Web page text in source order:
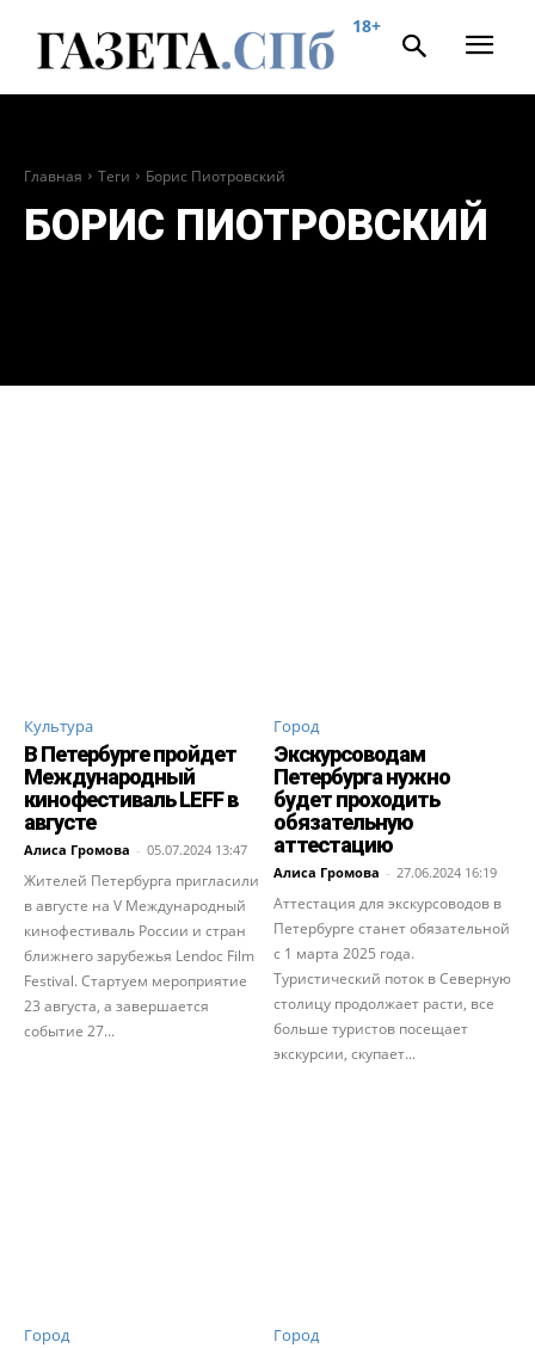
18+
Главная Теги Борис Пиотровский
БОРИС ПИОТРОВСКИЙ
Культура
В Петербурге пройдет
Международный
кинофестиваль LEFF в
августе
Алиса Громова - 05.07.2024 13:47
Жителей Петербурга пригласили
в августе на V Международный
кинофестиваль России и стран
ближнего зарубежья Lendoc Film
Festival. Стартуем мероприятие
23 августа, а завершается
событие 27...
Город
Экскурсоводам
Петербурга нужно
будет проходить
обязательную
аттестацию
Алиса Громова - 27.06.2024 16:19
Аттестация для экскурсоводов в
Петербурге станет обязательной
с 1 марта 2025 года.
Туристический поток в Северную
столицу продолжает расти, все
больше туристов посещает
экскурсии, скyпает...
Город Город